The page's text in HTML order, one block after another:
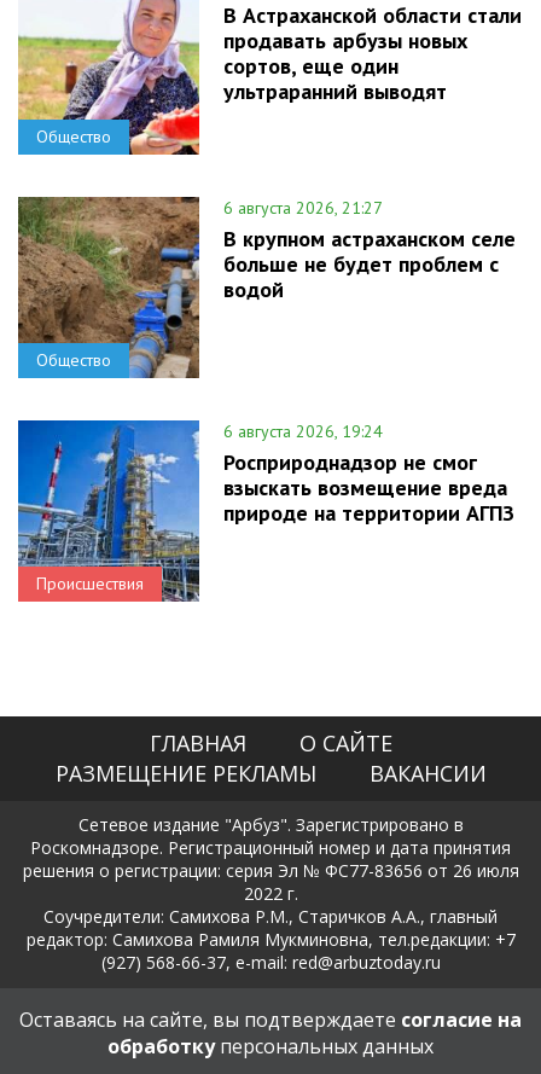
Общество
В Астраханской области стали
продавать арбузы новых
сортов, еще один
ультраранний выводят
Общество
6 августа 2026, 21:27
В крупном астраханском селе
больше не будет проблем с
водой
Происшествия
6 августа 2026, 19:24
Росприроднадзор не смог
взыскать возмещение вреда
природе на территории АГПЗ
ГЛАВНАЯ
О САЙТЕ
РАЗМЕЩЕНИЕ РЕКЛАМЫ
ВАКАНСИИ
Сетевое издание "Арбуз". Зарегистрировано в
Роскомнадзоре. Регистрационный номер и дата принятия
решения о регистрации: серия Эл № ФС77-83656 от 26 июля
2022 г.
Соучредители: Самихова Р.М., Старичков А.А., главный
редактор: Самихова Рамиля Мукминовна, тел.редакции: +7
(927) 568-66-37, e-mail: red@arbuztoday.ru
Политика в отношении обработки и защиты персональных
данных
Оставаясь на сайте, вы подтверждаете согласие на
обработкуперсональных данных